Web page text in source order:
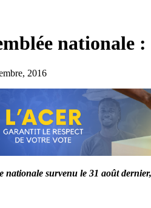
nationale
2016
nationale survenu le 31 août